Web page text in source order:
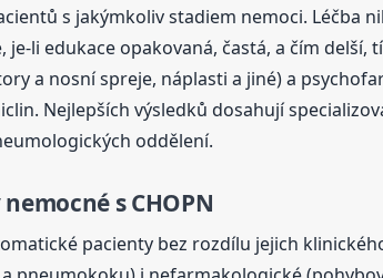
s jakýmkoliv stadiem nemoci. Léčba
li edukace opakovaná, častá, a čím
a nosní spreje, náplasti a jiné) a
Nejlepších výsledků dosahují
oddělení.
s CHOPN
pacienty bez rozdílu jejich